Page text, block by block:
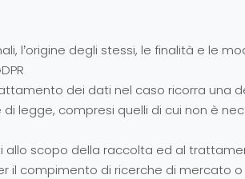
l’origine degli stessi, le finalità e le
dei dati nel caso ricorra una
legge, compresi quelli di cui non è
scopo della raccolta ed al
compimento di ricerche di mercato